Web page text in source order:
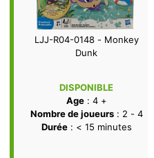
LJJ-R04-0148 - Monkey
Dunk
DISPONIBLE
Age: 4 +
Nombre de joueurs: 2 - 4
Durée: < 15 minutes